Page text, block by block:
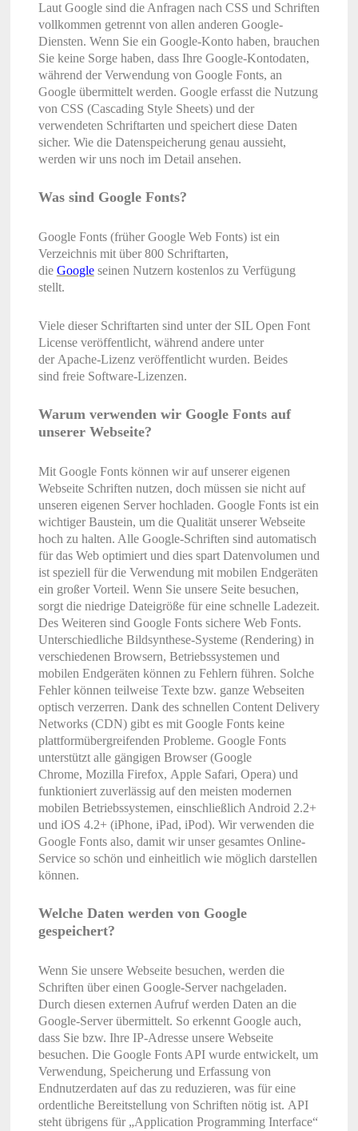
Laut Google sind die Anfragen nach CSS und Schriften
vollkommen getrennt von allen anderen Google-
Diensten. Wenn Sie ein Google-Konto haben, brauchen
Sie keine Sorge haben, dass Ihre Google-Kontodaten,
während der Verwendung von Google Fonts, an
Google übermittelt werden. Google erfasst die Nutzung
von CSS (Cascading Style Sheets) und der
verwendeten Schriftarten und speichert diese Daten
sicher. Wie die Datenspeicherung genau aussieht,
werden wir uns noch im Detail ansehen.
Was sind Google Fonts?
Google Fonts (früher Google Web Fonts) ist ein
Verzeichnis mit über 800 Schriftarten,
die Googleseinen Nutzern kostenlos zu Verfügung
stellt.
Viele dieser Schriftarten sind unter der SIL Open Font
License veröffentlicht, während andere unter
der Apache-Lizenz veröffentlicht wurden. Beides
sind freie Software-Lizenzen.
Warum verwenden wir Google Fonts auf
unserer Webseite?
Mit Google Fonts können wir auf unserer eigenen
Webseite Schriften nutzen, doch müssen sie nicht auf
unseren eigenen Server hochladen. Google Fonts ist ein
wichtiger Baustein, um die Qualität unserer Webseite
hoch zu halten. Alle Google-Schriften sind automatisch
für das Web optimiert und dies spart Datenvolumen und
ist speziell für die Verwendung mit mobilen Endgeräten
ein großer Vorteil. Wenn Sie unsere Seite besuchen,
sorgt die niedrige Dateigröße für eine schnelle Ladezeit.
Des Weiteren sind Google Fonts sichere Web Fonts.
Unterschiedliche Bildsynthese-Systeme (Rendering) in
verschiedenen Browsern, Betriebssystemen und
mobilen Endgeräten können zu Fehlern führen. Solche
Fehler können teilweise Texte bzw. ganze Webseiten
optisch verzerren. Dank des schnellen Content Delivery
Networks (CDN) gibt es mit Google Fonts keine
plattformübergreifenden Probleme. Google Fonts
unterstützt alle gängigen Browser (Google
Chrome, Mozilla Firefox, Apple Safari, Opera) und
funktioniert zuverlässig auf den meisten modernen
mobilen Betriebssystemen, einschließlich Android 2.2+
und iOS 4.2+ (iPhone, iPad, iPod). Wir verwenden die
Google Fonts also, damit wir unser gesamtes Online-
Service so schön und einheitlich wie möglich darstellen
können.
Welche Daten werden von Google
gespeichert?
Wenn Sie unsere Webseite besuchen, werden die
Schriften über einen Google-Server nachgeladen.
Durch diesen externen Aufruf werden Daten an die
Google-Server übermittelt. So erkennt Google auch,
dass Sie bzw. Ihre IP-Adresse unsere Webseite
besuchen. Die Google Fonts API wurde entwickelt, um
Verwendung, Speicherung und Erfassung von
Endnutzerdaten auf das zu reduzieren, was für eine
ordentliche Bereitstellung von Schriften nötig ist. API
steht übrigens für „Application Programming Interface“